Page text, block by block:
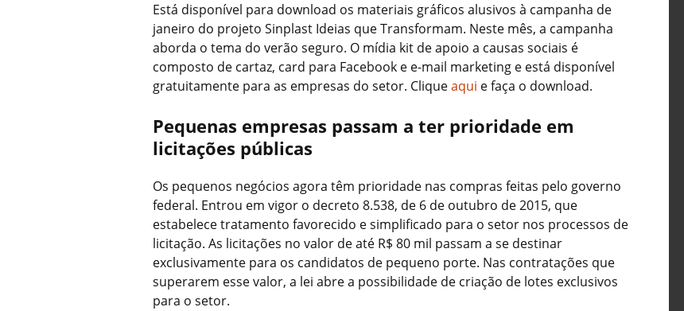
Está disponível para download os materiais gráficos alusivos à campanha de
janeiro do projeto Sinplast Ideias que Transformam. Neste mês, a campanha
aborda o tema do verão seguro. O mídia kit de apoio a causas sociais é
composto de cartaz, card para Facebook e e-mail marketing e está disponível
gratuitamente para as empresas do setor. Cliqueaqui e faça o download.
Pequenas empresas passam a ter prioridade em
licitações públicas
Os pequenos negócios agora têm prioridade nas compras feitas pelo governo
federal. Entrou em vigor o decreto 8.538, de 6 de outubro de 2015, que
estabelece tratamento favorecido e simplificado para o setor nos processos de
licitação. As licitações no valor de até R$ 80 mil passam a se destinar
exclusivamente para os candidatos de pequeno porte. Nas contratações que
superarem esse valor, a lei abre a possibilidade de criação de lotes exclusivos
para o setor.